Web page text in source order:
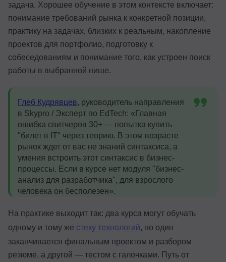
задача. Хорошее обучение в этом контексте включает:
понимание требований рынка к конкретной позиции,
практику на задачах, близких к реальным, накопление
проектов для портфолио, подготовку к
собеседованиям и понимание того, как устроен поиск
работы в выбранной нише.
Глеб Кудрявцев, руководитель направления
в Skypro / Эксперт по EdTech: «Главная
ошибка свитчеров 30+ — попытка купить
"билет в IT" через теорию. В этом возрасте
рынок ждет от вас не знаний синтаксиса, а
умения встроить этот синтаксис в бизнес-
процессы. Если в курсе нет модуля "бизнес-
анализ для разработчика", для взрослого
человека он бесполезен».
На практике выходит так: два курса могут обучать
одному и тому же стеку технологий, но один
заканчивается финальным проектом и разбором
резюме, а другой — тестом с галочками. Путь от